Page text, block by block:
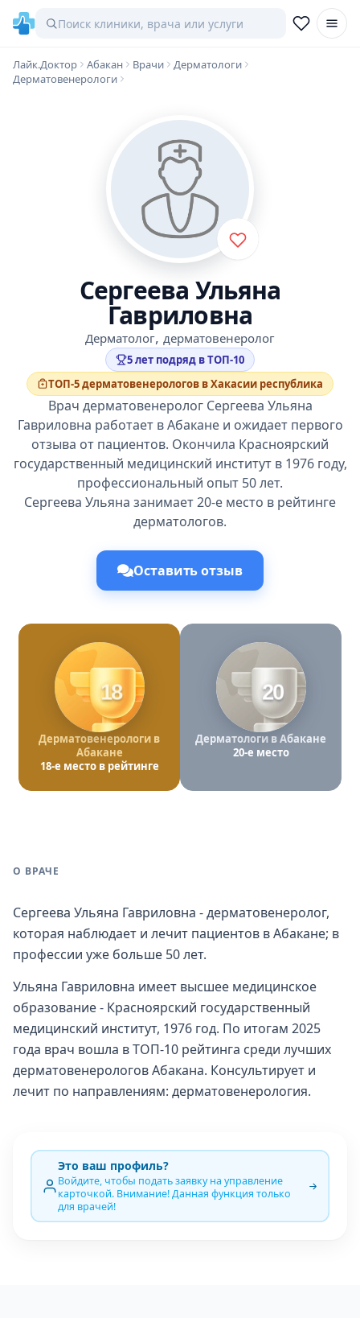
Лайк.Доктор Абакан Врачи
Дерматологи
Дерматовенерологи
Сергеева Ульяна
Гавриловна
Дерматолог, дерматовенеролог
5 лет подряд в ТОП-10
ТОП-5 дерматовенерологов в Хакасии республика
Врач дерматовенеролог Сергеева Ульяна
Гавриловна работает в Абакане и ожидает первого
отзыва от пациентов. Окончила Красноярский
государственный медицинский институт в 1976 году,
профессиональный опыт 50 лет.
Сергеева Ульяна занимает 20-е место в рейтинге
дерматологов.
Оставить отзыв
18
Дерматовенерологи в
Абакане
18-е место в рейтинге
20
Дерматологи в Абакане
20-е место
О ВРАЧЕ
Сергеева Ульяна Гавриловна - дерматовенеролог,
которая наблюдает и лечит пациентов в Абакане; в
профессии уже больше 50 лет.
Ульяна Гавриловна имеет высшее медицинское
образование - Красноярский государственный
медицинский институт, 1976 год. По итогам 2025
года врач вошла в ТОП-10 рейтинга среди лучших
дерматовенерологов Абакана. Консультирует и
лечит по направлениям: дерматовенерология.
Это ваш профиль?
Войдите, чтобы подать заявку на управление
карточкой. Внимание! Данная функция только
для врачей!